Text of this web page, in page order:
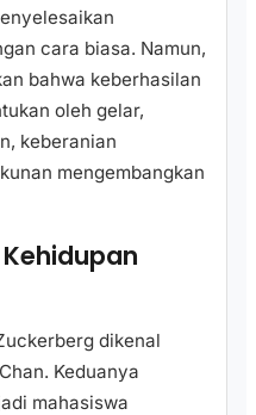
cara biasa. Namun,
bahwa keberhasilan
oleh gelar,
keberanian
mengembangkan
dikenal
Keduanya
mahasiswa